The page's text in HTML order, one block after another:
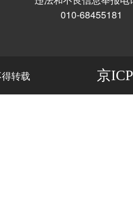
010-68455181
转载 京